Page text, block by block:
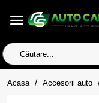
Căutare...
Acasa homeAccesorii auto